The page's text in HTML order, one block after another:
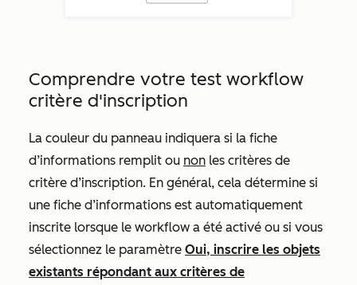
Comprendre votre test workflow
critère d'inscription
La couleur du panneau indiquera si la fiche
d’informations remplit ou non les critères de
critère d’inscription. En général, cela détermine si
une fiche d’informations est automatiquement
inscrite lorsque le workflow a été activé ou si vous
sélectionnez le paramètre Oui, inscrire les objets
existants répondant aux critères de